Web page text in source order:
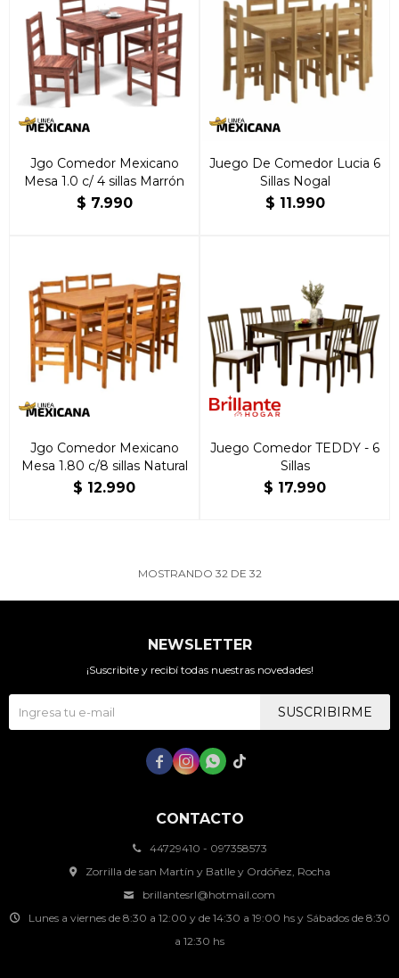
Jgo Comedor Mexicano
Mesa 1.0 c/ 4 sillas Marrón
$ 7.990
Juego De Comedor Lucia 6
Sillas Nogal
$ 11.990
Jgo Comedor Mexicano
Mesa 1.80 c/8 sillas Natural
$ 12.990
Juego Comedor TEDDY - 6
Sillas
$ 17.990
MOSTRANDO 32DE 32
CONTACTO
44729410 - 097358573
Zorrilla de san Martín y Batlle y Ordóñez, Rocha
brillantesrl@hotmail.com
Lunes a viernes de 8:30 a 12:00 y de 14:30 a 19:00 hs y Sábados de 8:30
a 12:30 hs
NEWSLETTER
¡Suscribite y recibí todas nuestras novedades!
SUSCRIBIRME
   